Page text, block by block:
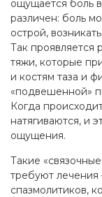
ощущается боль
различен: боль
острой,
Так проявляется
тяжи, которые
и костям таза и
«подвешенной»
Когда
натягиваются, и
ощущения.
Такие
требуют
спазмолитиков,